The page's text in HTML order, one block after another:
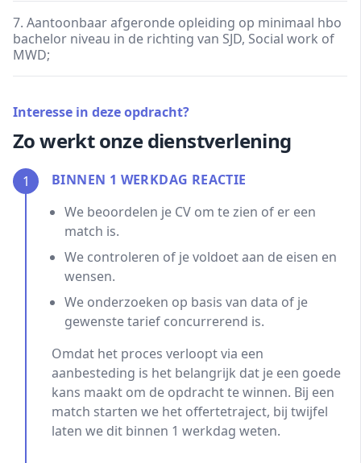
7. Aantoonbaar afgeronde opleiding op minimaal hbo
bachelor niveau in de richting van SJD, Social work of
MWD;
Interesse in deze opdracht?
Zo werkt onze dienstverlening
1
BINNEN 1 WERKDAG REACTIE
We beoordelen je CV om te zien of er een
match is.
We controleren of je voldoet aan de eisen en
wensen.
We onderzoeken op basis van data of je
gewenste tarief concurrerend is.
Omdat het proces verloopt via een
aanbesteding is het belangrijk dat je een goede
kans maakt om de opdracht te winnen. Bij een
match starten we het offertetraject, bij twijfel
laten we dit binnen 1 werkdag weten.